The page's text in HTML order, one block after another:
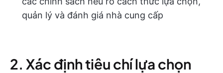
quản lý và đánh giá nhà cung cấp
2. Xác định tiêu chí lựa chọn